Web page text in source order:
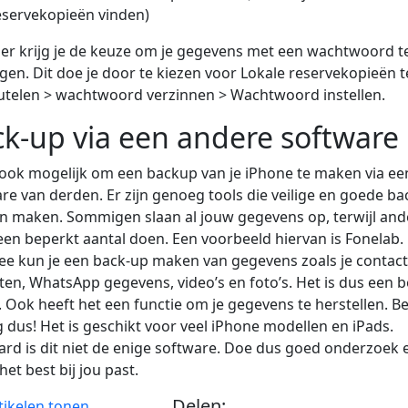
vinden)
krijg je de keuze om je gegevens met een wachtwoord
Dit doe je door te kiezen voor Lokale reservekopieën
> wachtwoord verzinnen > Wachtwoord instellen.
up via een andere software
mogelijk om een backup van je iPhone te maken via
van derden. Er zijn genoeg tools die veilige en goede
maken. Sommigen slaan al jouw gegevens op, terwijl
beperkt aantal doen. Een voorbeeld hiervan is Fonelab.
kun je een back-up maken van gegevens zoals je
WhatsApp gegevens, video’s en foto’s. Het is dus een
Ook heeft het een functie om je gegevens te herstellen.
dus! Het is geschikt voor veel iPhone modellen en iPads.
is dit niet de enige software. Doe dus goed onderzoek
best bij jou past.